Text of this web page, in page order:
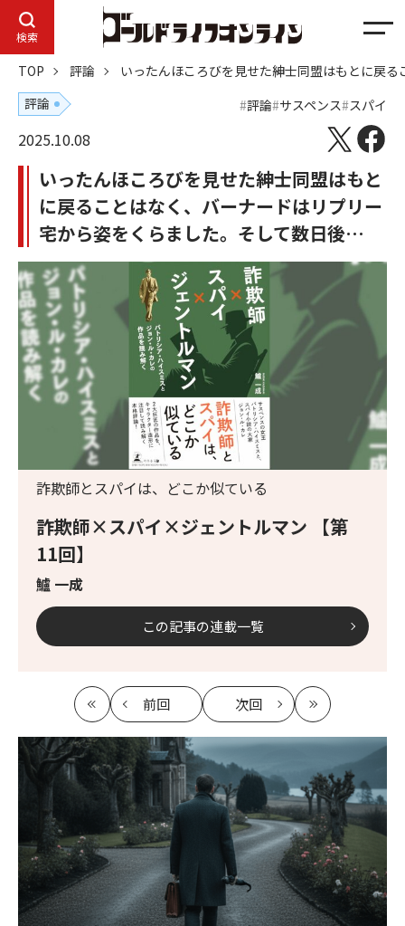
検索
メ
ュ
ー
TOP 評論
いったんほころびを見せた紳士同盟はもとに戻
評論
評論 サスペンス スパイ
2025.10.08
いったんほころびを見せた紳士同盟はもと
に戻ることはなく、バーナードはリプリー
宅から姿をくらました。そして数日後…
詐欺師×スパイ×ジェントルマン 【第
11回】
鱸 一成
詐欺師とスパイは、どこか似ている
この記事の連載一覧
最
初
前回
記
事
へ
次回
記
へ
最
新